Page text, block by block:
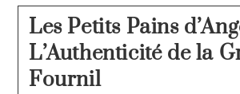
Les Petits Pains
L’Authenticité de la
Fournil